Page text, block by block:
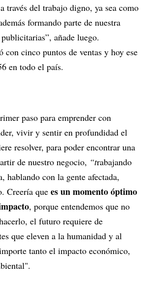
través del trabajo digno, ya sea como
formando parte de nuestra
añade luego.
con cinco puntos de ventas y hoy ese
en todo el país.
paso para emprender con
vivir y sentir en profundidad el
resolver, para poder encontrar una
de nuestro negocio, “trabajando
hablando con la gente afectada,
Creería que es un momento óptimo
, porque entendemos que no
el futuro requiere de
que eleven a la humanidad y al
tanto el impacto económico,